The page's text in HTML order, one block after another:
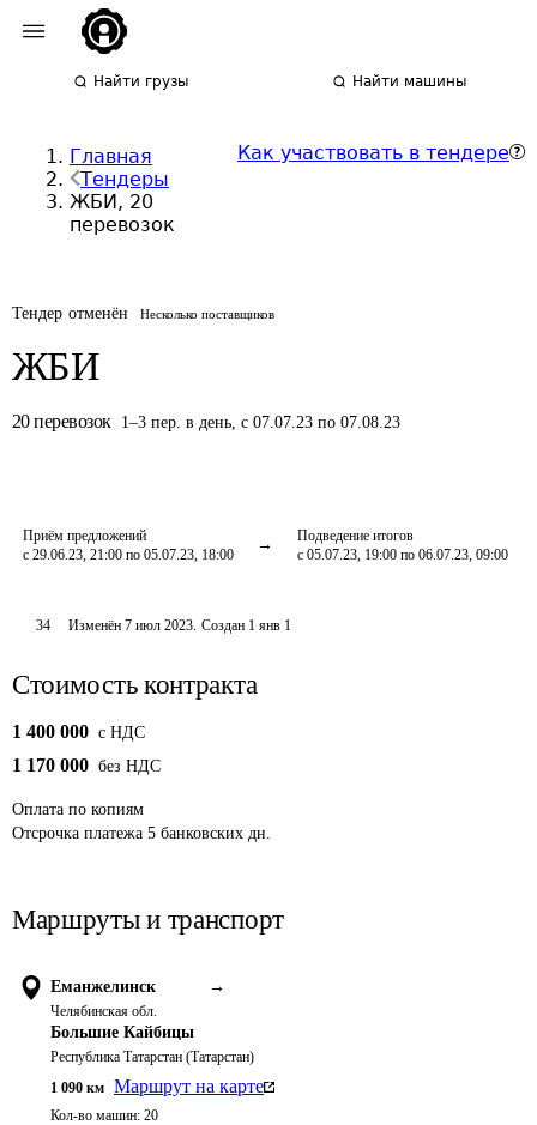
Найти грузы Найти машины
Главная
Тендеры
ЖБИ, 20
перевозок
Как участвовать в тендере
Тендер отменён Несколько поставщиков
ЖБИ
20 перевозок 1–3 пер. в день, с 07.07.23 по 07.08.23
Приём предложений
с 29.06.23, 21:00 по 05.07.23, 18:00
Подведение итогов
с 05.07.23, 19:00 по 06.07.23, 09:00
34 Изменён7 июл 2023. Создан 1 янв 1
Стоимость контракта
1 400 000 c НДС
1 170 000 без НДС
Оплата по копиям
Отсрочка платежа 5 банковских дн.
Маршруты и транспорт
Еманжелинск →
Челябинская обл.
Большие Кайбицы
Республика Татарстан (Татарстан)
1 090 км Маршрут на карте
Кол-во машин: 20